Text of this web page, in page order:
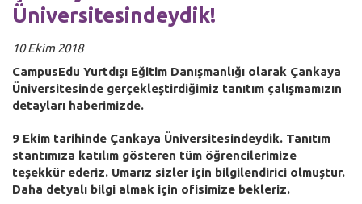
Üniversitesindeydik!
10 Ekim 2018
CampusEdu Yurtdışı Eğitim Danışmanlığı olarak Çankaya
Üniversitesinde gerçekleştirdiğimiz tanıtım çalışmamızın
detayları haberimizde.
9 Ekim tarihinde Çankaya Üniversitesindeydik. Tanıtım
stantımıza katılım gösteren tüm öğrencilerimize
teşekkür ederiz. Umarız sizler için bilgilendirici olmuştur.
Daha detyalı bilgi almak için ofisimize bekleriz.